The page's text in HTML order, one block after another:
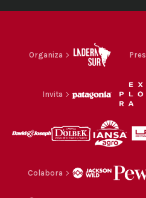
Organiza
Invita
Colabora